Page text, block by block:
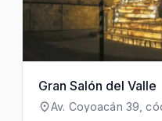
Gran Salón del Valle
Av. Coyoacán 39,